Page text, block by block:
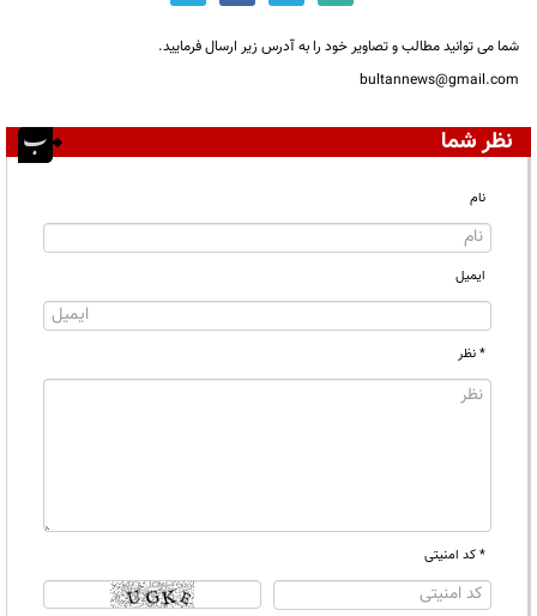
شما می توانید مطالب و تصاویر خود را به آدرس زیر ارسال فرمایید.
bultannews@gmail.com
نظر شما
نام
ایمیل
* نظر
* کد امنیتی